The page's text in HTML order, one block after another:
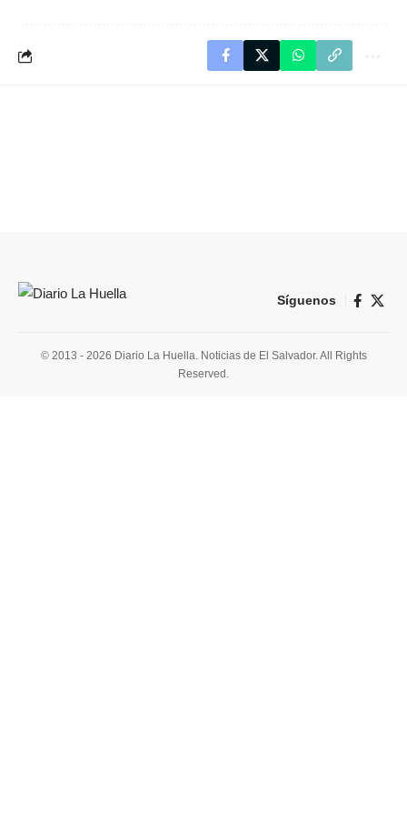
Síguenos
© 2013 - 2026 Diario La Huella. Noticias de El Salvador. All Rights
Reserved.